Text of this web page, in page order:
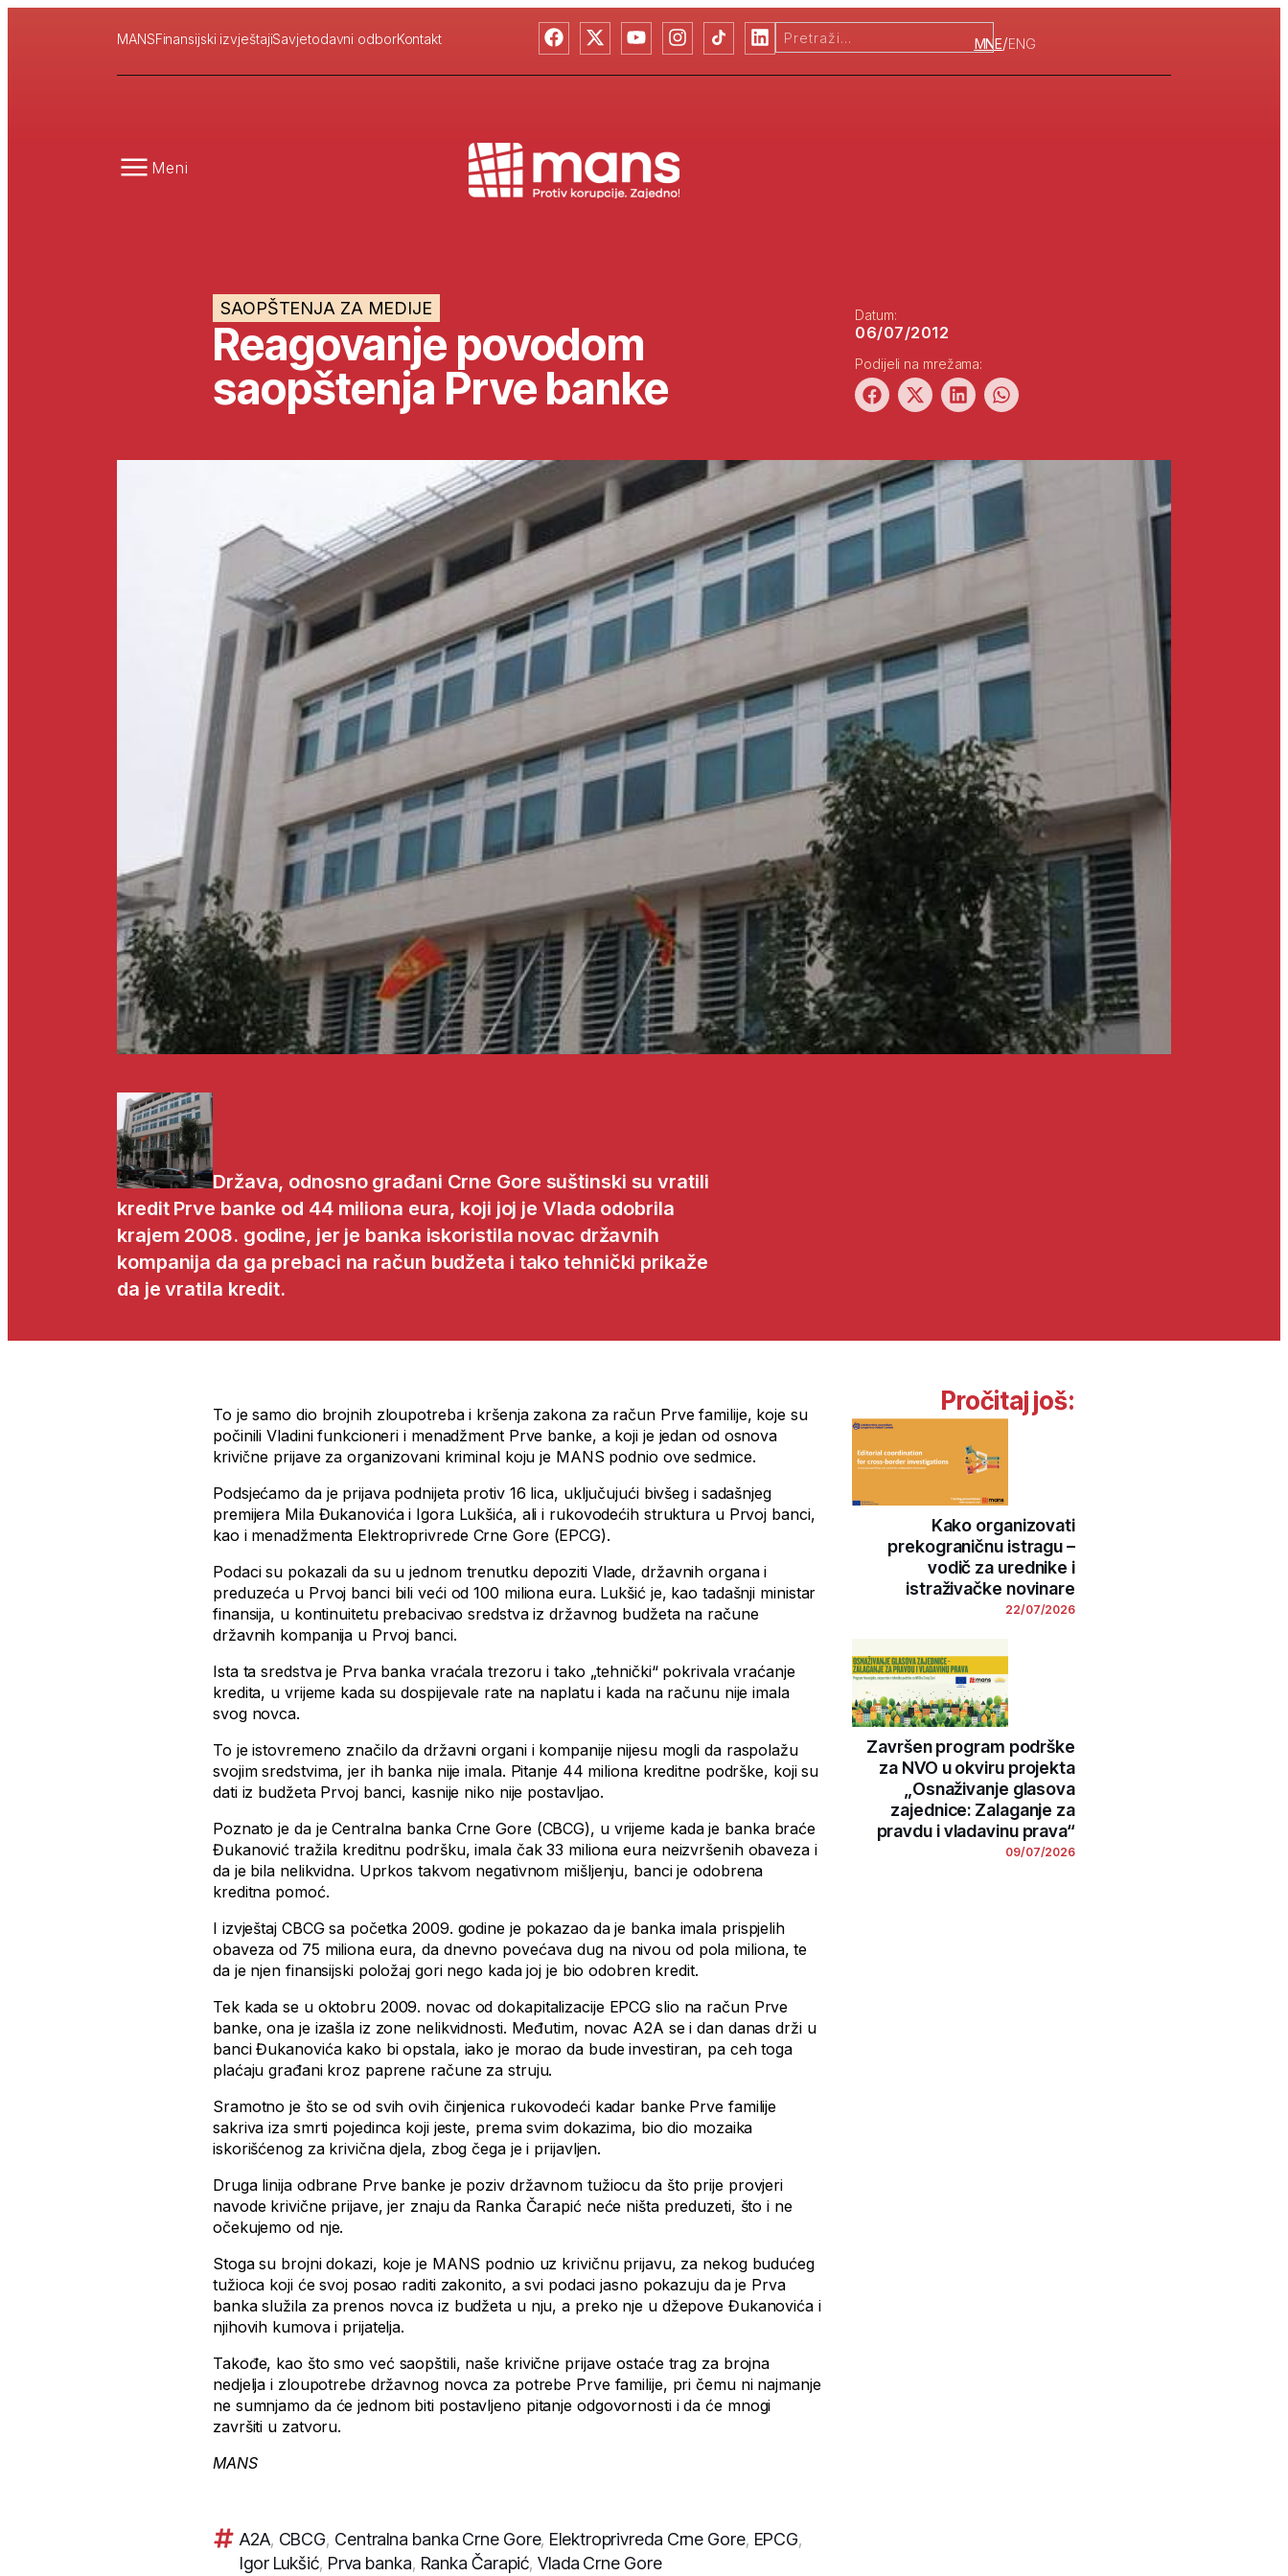
MANSFinansijski izvještajiSavjetodavni odborKontakt MNE/ENG
Meni
SAOPŠTENJA ZA MEDIJE
Reagovanje povodom
saopštenja Prve banke
Datum:
06/07/2012
Podijeli na mrežama:
Država, odnosno građani Crne Gore suštinski su vratili
kredit Prve banke od 44 miliona eura, koji joj je Vlada odobrila
krajem 2008. godine, jer je banka iskoristila novac državnih
kompanija da ga prebaci na račun budžeta i tako tehnički prikaže
da je vratila kredit.
To je samo dio brojnih zloupotreba i kršenja zakona za račun Prve familije, koje su
počinili Vladini funkcioneri i menadžment Prve banke, a koji je jedan od osnova
krivične prijave za organizovani kriminal koju je MANS podnio ove sedmice.
Podsjećamo da je prijava podnijeta protiv 16 lica, uključujući bivšeg i sadašnjeg
premijera Mila Đukanovića i Igora Lukšića, ali i rukovodećih struktura u Prvoj banci,
kao i menadžmenta Elektroprivrede Crne Gore (EPCG).
Podaci su pokazali da su u jednom trenutku depoziti Vlade, državnih organa i
preduzeća u Prvoj banci bili veći od 100 miliona eura. Lukšić je, kao tadašnji ministar
finansija, u kontinuitetu prebacivao sredstva iz državnog budžeta na račune
državnih kompanija u Prvoj banci.
Ista ta sredstva je Prva banka vraćala trezoru i tako „tehnički“ pokrivala vraćanje
kredita, u vrijeme kada su dospijevale rate na naplatu i kada na računu nije imala
svog novca.
To je istovremeno značilo da državni organi i kompanije nijesu mogli da raspolažu
svojim sredstvima, jer ih banka nije imala. Pitanje 44 miliona kreditne podrške, koji su
dati iz budžeta Prvoj banci, kasnije niko nije postavljao.
Poznato je da je Centralna banka Crne Gore (CBCG), u vrijeme kada je banka braće
Đukanović tražila kreditnu podršku, imala čak 33 miliona eura neizvršenih obaveza i
da je bila nelikvidna. Uprkos takvom negativnom mišljenju, banci je odobrena
kreditna pomoć.
I izvještaj CBCG sa početka 2009. godine je pokazao da je banka imala prispjelih
obaveza od 75 miliona eura, da dnevno povećava dug na nivou od pola miliona, te
da je njen finansijski položaj gori nego kada joj je bio odobren kredit.
Tek kada se u oktobru 2009. novac od dokapitalizacije EPCG slio na račun Prve
banke, ona je izašla iz zone nelikvidnosti. Međutim, novac A2A se i dan danas drži u
banci Đukanovića kako bi opstala, iako je morao da bude investiran, pa ceh toga
plaćaju građani kroz paprene račune za struju.
Sramotno je što se od svih ovih činjenica rukovodeći kadar banke Prve familije
sakriva iza smrti pojedinca koji jeste, prema svim dokazima, bio dio mozaika
iskorišćenog za krivična djela, zbog čega je i prijavljen.
Druga linija odbrane Prve banke je poziv državnom tužiocu da što prije provjeri
navode krivične prijave, jer znaju da Ranka Čarapić neće ništa preduzeti, što i ne
očekujemo od nje.
Stoga su brojni dokazi, koje je MANS podnio uz krivičnu prijavu, za nekog budućeg
tužioca koji će svoj posao raditi zakonito, a svi podaci jasno pokazuju da je Prva
banka služila za prenos novca iz budžeta u nju, a preko nje u džepove Đukanovića i
njihovih kumova i prijatelja.
Takođe, kao što smo već saopštili, naše krivične prijave ostaće trag za brojna
nedjelja i zloupotrebe državnog novca za potrebe Prve familije, pri čemu ni najmanje
ne sumnjamo da će jednom biti postavljeno pitanje odgovornosti i da će mnogi
završiti u zatvoru.
MANS
A2A, CBCG, Centralna banka Crne Gore, Elektroprivreda Crne Gore, EPCG,
Igor Lukšić, Prva banka, Ranka Čarapić,Vlada Crne Gore
Pročitaj još:
Kako organizovati
prekograničnu istragu –
vodič za urednike i
istraživačke novinare
22/07/2026
Završen program podrške
za NVO u okviru projekta
„Osnaživanje glasova
zajednice: Zalaganje za
pravdu i vladavinu prava“
09/07/2026